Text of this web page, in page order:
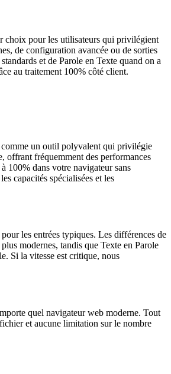
choix pour les utilisateurs qui privilégient
de configuration avancée ou de sorties
et de Parole en Texte quand on a
au traitement 100% côté client.
comme un outil polyvalent qui privilégie
offrant fréquemment des performances
100% dans votre navigateur sans
capacités spécialisées et les
les entrées typiques. Les différences de
modernes, tandis que Texte en Parole
Si la vitesse est critique, nous
quel navigateur web moderne. Tout
et aucune limitation sur le nombre